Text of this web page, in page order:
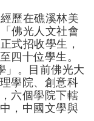
歷在礁溪林美
佛光人文社會
式招收學生，
四十位學生。
」。目前佛光大
學院、創意科
六個學院下轄
，中國文學與